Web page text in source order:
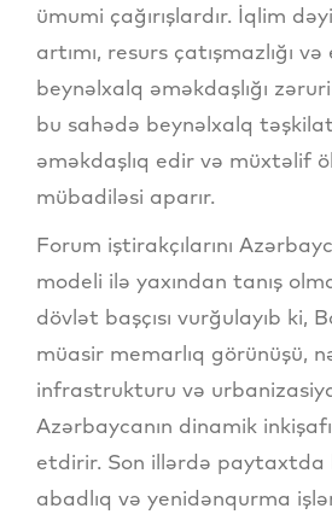
ümumi çağırışlardır. İqlim
artımı, resurs çatışmazlığı
beynəlxalq əməkdaşlığı
bu sahədə beynəlxalq
əməkdaşlıq edir və müxtəlif
mübadiləsi aparır.
Forum iştirakçılarını
modeli ilə yaxından tanış
dövlət başçısı vurğulayıb ki,
müasir memarlıq görünüşü,
infrastrukturu və
Azərbaycanın dinamik
etdirir. Son illərdə paytaxtda
abadlıq və yenidənqurma